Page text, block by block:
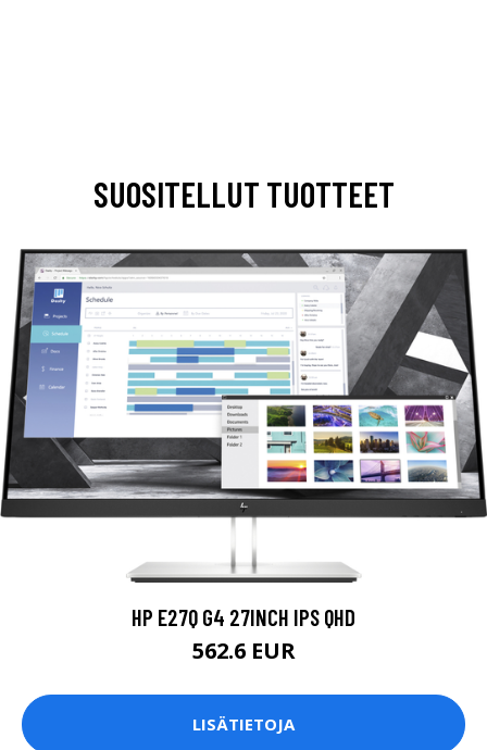
SUOSITELLUT TUOTTEET
HP E27Q G4 27INCH IPS QHD
562.6 EUR
LISÄTIETOJA